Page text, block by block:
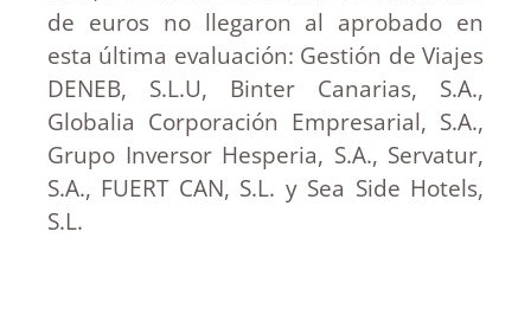
de euros no llegaron al aprobado en
esta última evaluación: Gestión de Viajes
DENEB, S.L.U, Binter Canarias, S.A.,
Globalia Corporación Empresarial, S.A.,
Grupo Inversor Hesperia, S.A., Servatur,
S.A., FUERT CAN, S.L. y Sea Side Hotels,
S.L.